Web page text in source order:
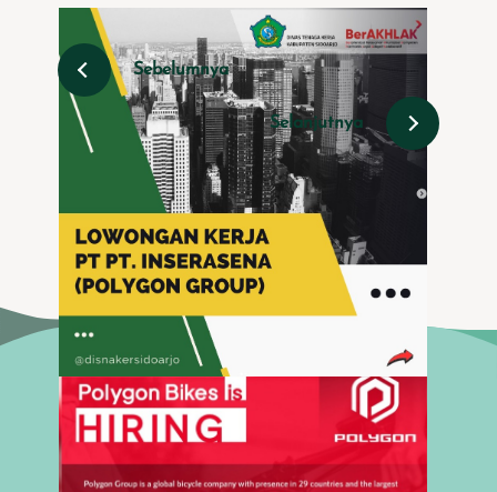
Sebelumnya
Selanjutnya
Kontak